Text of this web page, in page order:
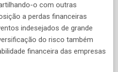
o com outras
a perdas financeiras
indesejados de grande
do risco também
financeira das empresas